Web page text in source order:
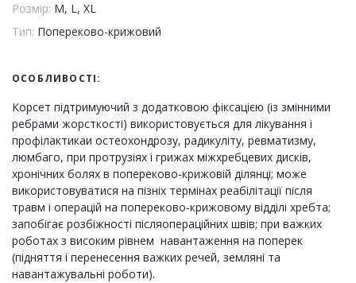
Розмір: M, L, XL
Тип: Попереково-крижовий
ОСОБЛИВОСТІ:
Корсет підтримуючий з додатковою фіксацією (із змінними
ребрами жорсткості) використовується для лікування і
профілактикаи остеохондрозу, радикуліту, ревматизму,
люмбаго, при протрузіях і грижах міжхребцевих дисків,
хронічних болях в попереково-крижовій ділянці; може
використовуватися на пізніх термінах реабілітації після
травм і операцій на попереково-крижовому відділі хребта;
запобігає розбіжності післяопераційних швів; при важких
роботах з високим рівнем навантаження на поперек
(підняття і перенесення важких речей, земляні та
навантажувальні роботи).